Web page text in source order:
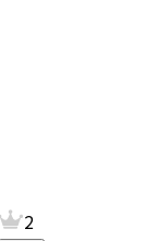
2